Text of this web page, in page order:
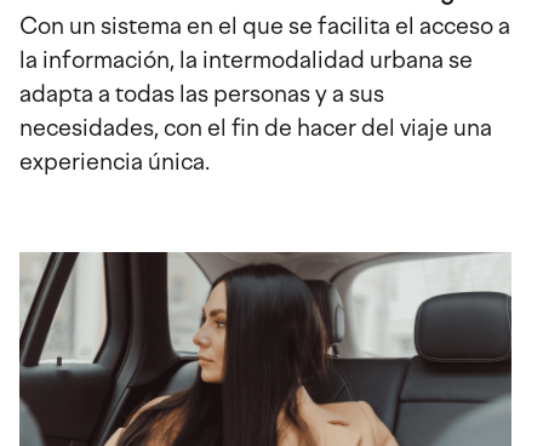
Con un sistema en el que se facilita el acceso a
la información, la intermodalidad urbana se
adapta a todas las personas y a sus
necesidades, con el fin de hacer del viaje una
experiencia única.